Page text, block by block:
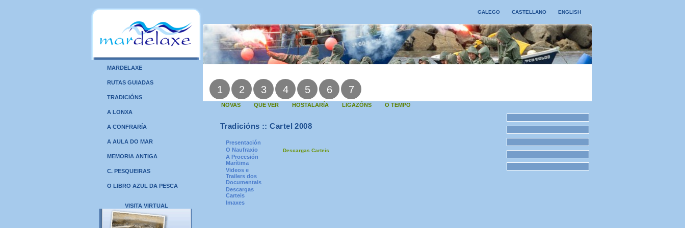
MARDELAXE
RUTAS GUIADAS
TRADICIÓNS
A LONXA
A CONFRARÍA
A AULA DO MAR
MEMORIA ANTIGA
C. PESQUEIRAS
O LIBRO AZUL DA PESCA
VISITA VIRTUAL
GALEGO CASTELLANO ENGLISH
1 2 3 4 5 6 7
NOVAS QUE VER HOSTALARÍA LIGAZÓNS O TEMPO
Tradicións :: Cartel 2008
Presentación
O Naufraxio
A Procesión
Marítima
Videos e
Trailers dos
Documentais
Descargas
Carteis
Imaxes
Descargas Carteis